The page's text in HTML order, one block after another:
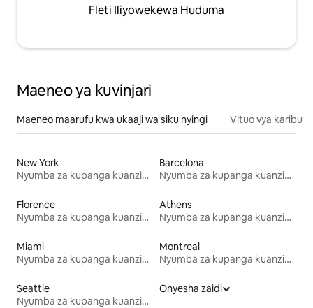
Fleti Iliyowekewa Huduma
Maeneo ya kuvinjari
Maeneo maarufu kwa ukaaji wa siku nyingi Vituo vya karibu
New York
Nyumba za kupanga kuanzia mwezi mmoja
Barcelona
Nyumba za kupanga kuanzia mwezi mmoja
Florence
Nyumba za kupanga kuanzia mwezi mmoja
Athens
Nyumba za kupanga kuanzia mwezi mmoja
Miami
Nyumba za kupanga kuanzia mwezi mmoja
Montreal
Nyumba za kupanga kuanzia mwezi mmoja
Seattle
Nyumba za kupanga kuanzia mwezi mmoja
Onyesha zaidi